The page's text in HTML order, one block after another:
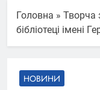
Головна » Творча
бібліотеці імені
НОВИНИ